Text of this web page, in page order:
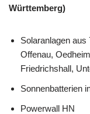
Württemberg)
Solaranlagen
Offenau,
Friedrichshall,
Sonnenbatterien
Powerwall HN